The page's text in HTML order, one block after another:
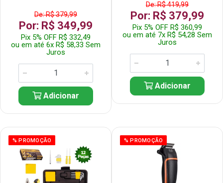
De: R$ 379,99
Por: R$ 349,99
Pix 5% OFF R$ 332,49
ou em até 6x R$ 58,33 Sem
Juros
Adicionar
De: R$ 419,99
Por: R$ 379,99
Pix 5% OFF R$ 360,99
ou em até 7x R$ 54,28 Sem
Juros
Adicionar
% PROMOÇÃO % PROMOÇÃO